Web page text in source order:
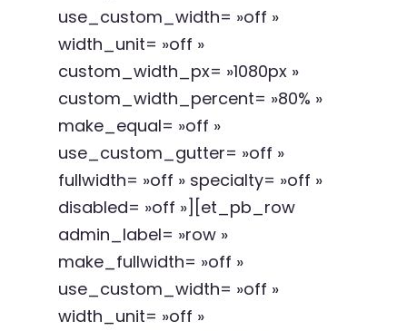
use_custom_width= »off »
width_unit= »off »
custom_width_px= »1080px »
custom_width_percent= »80% »
make_equal= »off »
use_custom_gutter= »off »
fullwidth= »off » specialty= »off »
disabled= »off »][et_pb_row
admin_label= »row »
make_fullwidth= »off »
use_custom_width= »off »
width_unit= »off »